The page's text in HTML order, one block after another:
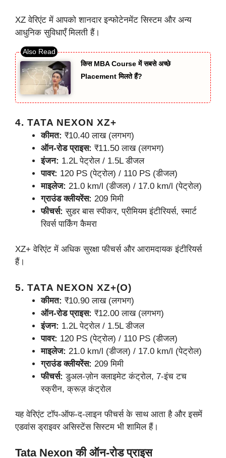
XZ वेरिएंट में आपको शानदार इन्फोटेनमेंट सिस्टम और अन्य
आधुनिक सुविधाएँ मिलती हैं।
किस MBA Course में सबसे अच्छे
Placement मिलते हैं?
4. TATA NEXON XZ+
कीमत: ₹10.40 लाख (लगभग)
ऑन-रोड प्राइस: ₹11.50 लाख (लगभग)
इंजन: 1.2L पेट्रोल / 1.5L डीजल
पावर: 120 PS (पेट्रोल) / 110 PS (डीजल)
माइलेज: 21.0 km/l (डीजल) / 17.0 km/l (पेट्रोल)
ग्राउंड क्लीयरेंस: 209 मिमी
फीचर्स: सुडर बास स्पीकर, प्रीमियम इंटीरियर्स, स्मार्ट
रिवर्स पार्किंग कैमरा
XZ+ वेरिएंट में अधिक सुरक्षा फीचर्स और आरामदायक इंटीरियर्स
हैं।
5. TATA NEXON XZ+(O)
कीमत: ₹10.90 लाख (लगभग)
ऑन-रोड प्राइस: ₹12.00 लाख (लगभग)
इंजन: 1.2L पेट्रोल / 1.5L डीजल
पावर: 120 PS (पेट्रोल) / 110 PS (डीजल)
माइलेज: 21.0 km/l (डीजल) / 17.0 km/l (पेट्रोल)
ग्राउंड क्लीयरेंस: 209 मिमी
फीचर्स: डुअल-ज़ोन क्लाइमेट कंट्रोल, 7-इंच टच
स्क्रीन, क्रूज़ कंट्रोल
यह वेरिएंट टॉप-ऑफ-द-लाइन फीचर्स के साथ आता है और इसमें
एडवांस ड्राइवर असिस्टेंस सिस्टम भी शामिल हैं।
Tata Nexon की ऑन-रोड प्राइस